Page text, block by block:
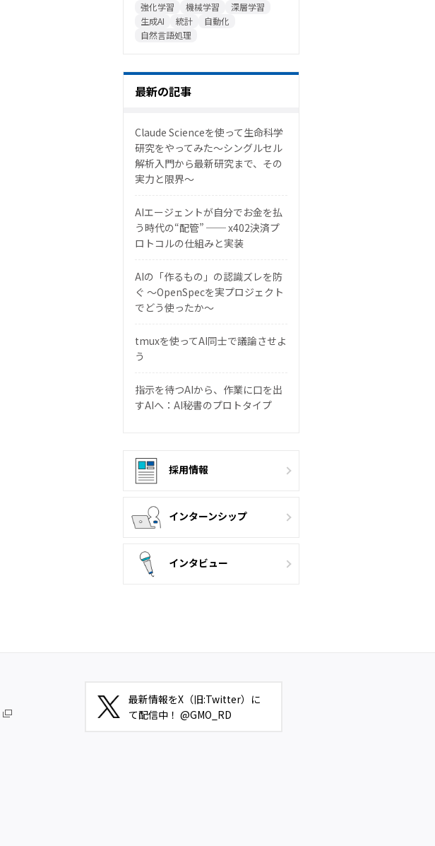
強化学習
機械学習
深層学習
生成AI
統計
自動化
自然言語処理
最新の記事
Claude Scienceを使って生命科学
研究をやってみた〜シングルセル
解析入門から最新研究まで、その
実力と限界〜
AIエージェントが自分でお金を払
う時代の“配管” ── x402決済プ
ロトコルの仕組みと実装
AIの「作るもの」の認識ズレを防
ぐ 〜OpenSpecを実プロジェクト
でどう使ったか〜
tmuxを使ってAI同士で議論させよ
う
指示を待つAIから、作業に口を出
すAIへ：AI秘書のプロトタイプ
採用情報
インターンシップ
インタビュー
最新情報をX（旧:Twitter）に
て配信中！ @GMO_RD